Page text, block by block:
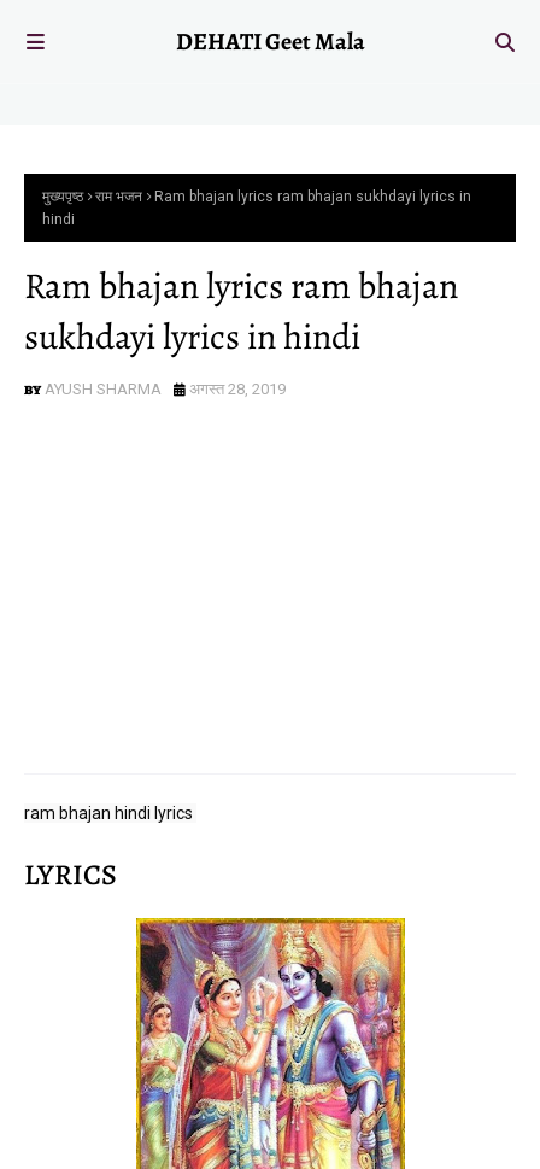
DEHATI Geet Mala
मुख्यपृष्ठ राम भजन
Ram bhajan lyrics ram bhajan sukhdayi lyrics in
hindi
Ram bhajan lyrics ram bhajan
sukhdayi lyrics in hindi
AYUSH SHARMA अगस्त 28, 2019
ram bhajan hindi lyrics
LYRICS